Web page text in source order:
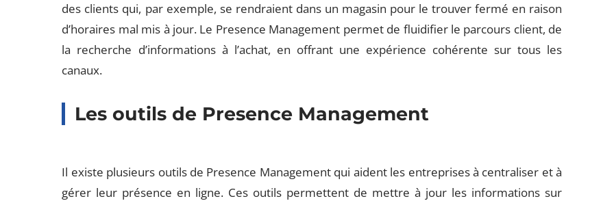
des clients qui, par exemple, se rendraient dans un magasin pour le trouver fermé en raison
d’horaires mal mis à jour. Le Presence Management permet de fluidifier le parcours client, de
la recherche d’informations à l’achat, en offrant une expérience cohérente sur tous les
canaux.
Les outils de Presence Management
Il existe plusieurs outils de Presence Management qui aident les entreprises à centraliser et à
gérer leur présence en ligne. Ces outils permettent de mettre à jour les informations sur